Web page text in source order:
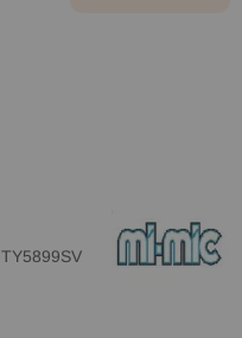
TY5899SV